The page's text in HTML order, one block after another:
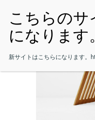
新サイトはこちらになります。